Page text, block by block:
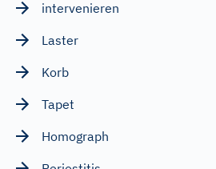
intervenieren
Laster
Korb
Tapet
Homograph